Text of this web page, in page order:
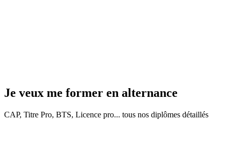
Je veux me former en alternance​
CAP, Titre Pro, BTS, Licence pro... tous nos diplômes détaillés